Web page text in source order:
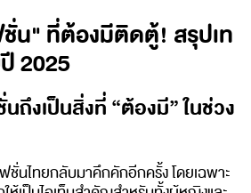
ชั่น" ที่ต้องมีติดตู้! สรุปเท
2025
ถึงเป็นสิ่งที่ “ต้องมี” ในช่วง
ชั่นไทยกลับมาคึกคักอีกครั้ง โดยเฉพาะ